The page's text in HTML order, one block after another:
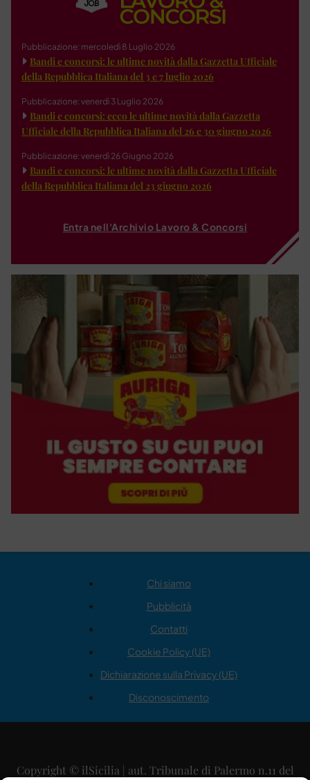
Pubblicazione: mercoledì 8 Luglio 2026
Bandi e concorsi: le ultime novità dalla Gazzetta Ufficiale
della Repubblica Italiana del 3 e 7 luglio 2026
Pubblicazione: venerdì 3 Luglio 2026
Bandi e concorsi: ecco le ultime novità dalla Gazzetta
Ufficiale della Repubblica Italiana del 26 e 30 giugno 2026
Pubblicazione: venerdì 26 Giugno 2026
Bandi e concorsi: le ultime novità dalla Gazzetta Ufficiale
della Repubblica Italiana del 23 giugno 2026
Entra nell'Archivio Lavoro & Concorsi
Chi siamo
Pubblicità
Contatti
Cookie Policy (UE)
Dichiarazione sulla Privacy (UE)
Disconoscimento
Copyright © ilSicilia | aut. Tribunale di Palermo n.11 del